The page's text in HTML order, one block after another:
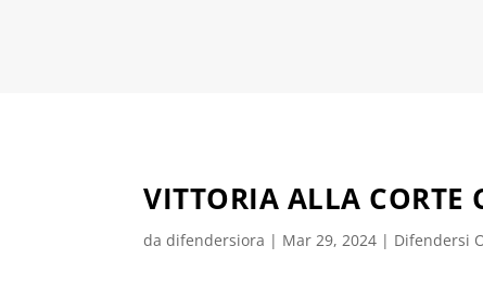
VITTORIA ALLA CORTE
da difendersiora | Mar 29, 2024 | Difendersi